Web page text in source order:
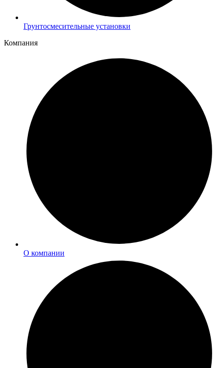
Грунтосмесительные установки
Компания
О компании